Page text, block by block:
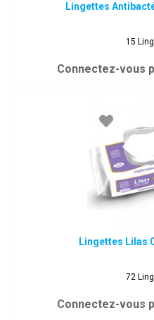
Lingettes
15
Connectez-vous
Lingettes Lilas
72
Connectez-vous